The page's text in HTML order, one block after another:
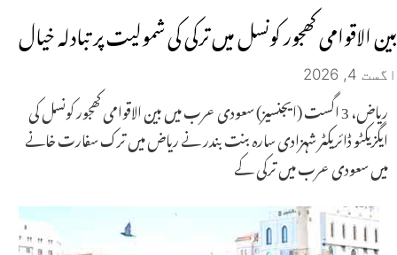
بین الاقوامی کھجور کونسل میں ترکی کی شمولیت پر تبادلہ خیال
اگست 4, 2026
ریاض، 3 اگست (ایجنسیز) سعودی عرب میں بین الاقوامی کھجور کونسل کی
ایگزیکٹو ڈائریکٹر شہزادی سارہ بنت بندر نے ریاض میں ترک سفارت خانے
میں سعودی عرب میں ترکی کے